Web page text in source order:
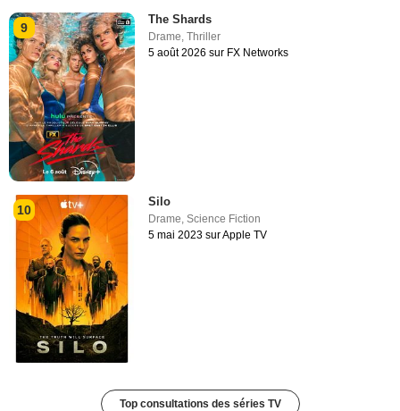
9
The Shards
Drame,Thriller
5 août 2026 sur FX Networks
10
Silo
Drame ,Science Fiction
5 mai 2023 sur Apple TV
Top consultations des séries TV